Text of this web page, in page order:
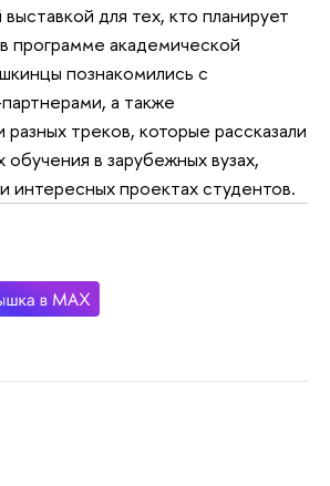
для тех, кто планирует
программе академической
познакомились с
а также
треков, которые рассказали
в зарубежных вузах,
интересных проектах студентов.